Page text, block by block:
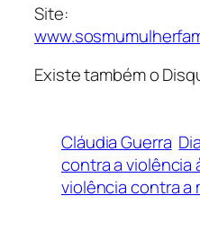
Site:
Existe também o
Cláudia Guerra
contra a violência
violência contra a